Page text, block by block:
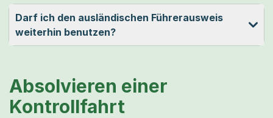
Darf ich den ausländischen Führerausweis
weiterhin benutzen?
Absolvieren einer
Kontrollfahrt